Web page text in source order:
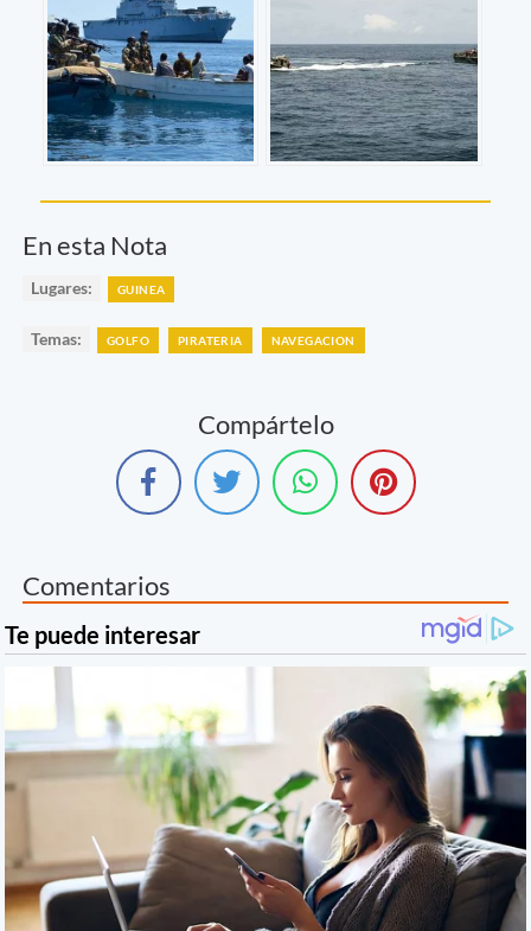
En esta Nota
Lugares: GUINEA
Temas: GOLFO PIRATERIA NAVEGACION
Compártelo
Comentarios